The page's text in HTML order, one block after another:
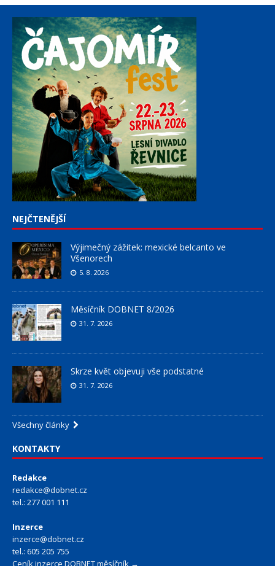
NEJČTENĚJŠÍ
Výjimečný zážitek: mexické belcanto ve
Všenorech
5. 8. 2026
Měsíčník DOBNET 8/2026
31. 7. 2026
Skrze květ objevuji vše podstatné
31. 7. 2026
Všechny články
KONTAKTY
Redakce
redakce@dobnet.cz
tel.: 277 001 111
Inzerce
inzerce@dobnet.cz
tel.: 605 205 755
Ceník inzerce DOBNET měsíčník →